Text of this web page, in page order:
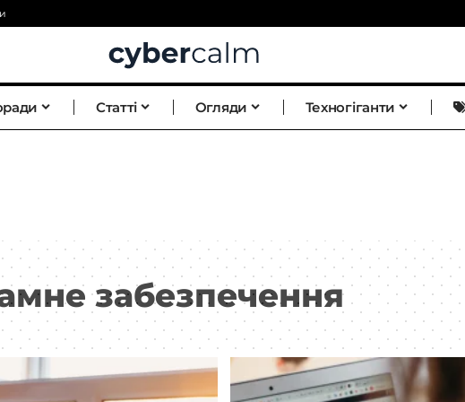
Статті Огляди Техногіганти
забезпечення